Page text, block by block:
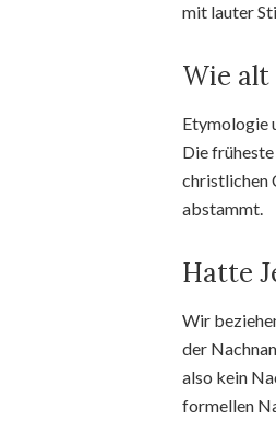
mit lauter
Wie
Etymologie
Die
christlichen
abstammt.
Hatte
Wir
der
also kein
formellen